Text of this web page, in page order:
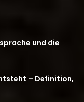
und die
– Definition,